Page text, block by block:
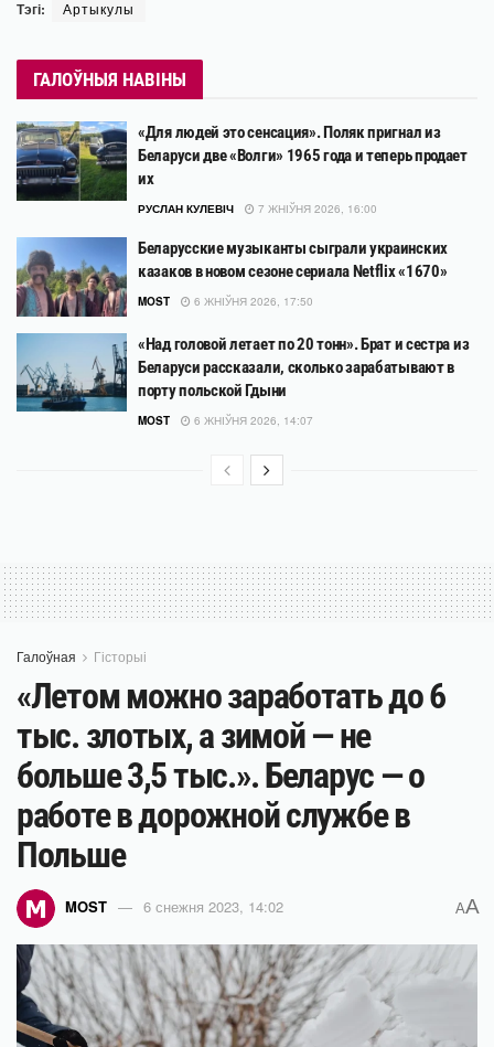
Тэгі: Артыкулы
ГАЛОЎНЫЯ НАВІНЫ
«Для людей это сенсация». Поляк пригнал из
Беларуси две «Волги» 1965 года и теперь продает
их
РУСЛАН КУЛЕВІЧ 7 ЖНІЎНЯ 2026, 16:00
Беларусские музыканты сыграли украинских
казаков в новом сезоне сериала Netflix «1670»
MOST 6 ЖНІЎНЯ 2026, 17:50
«Над головой летает по 20 тонн». Брат и сестра из
Беларуси рассказали, сколько зарабатывают в
порту польской Гдыни
MOST 6 ЖНІЎНЯ 2026, 14:07
Галоўная Гісторыі
«Летом можно заработать до 6
тыс. злотых, а зимой — не
больше 3,5 тыс.». Беларус — о
работе в дорожной службе в
Польше
MOST 6 снежня 2023, 14:02 AA